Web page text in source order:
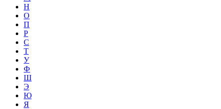
Н
О
П
Р
С
Т
У
Ф
Ш
Э
Ю
Я